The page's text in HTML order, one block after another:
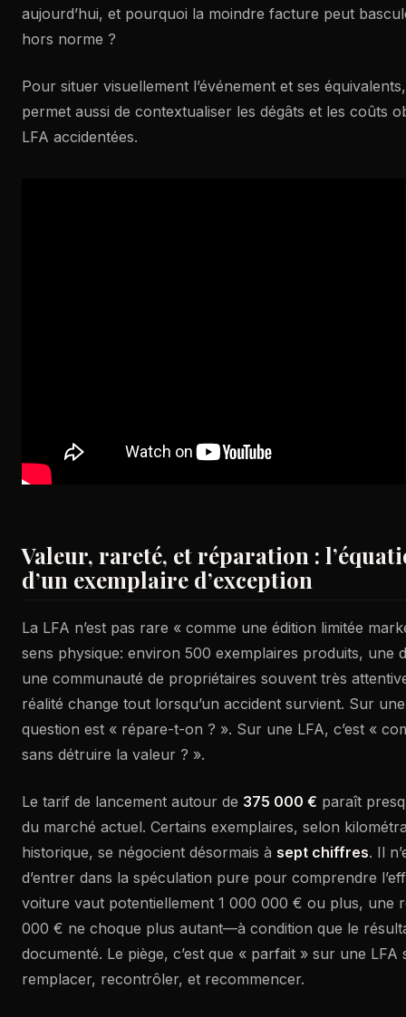
aujourd’hui, et pourquoi la moindre facture peut
hors norme ?
Pour situer visuellement l’événement et ses
permet aussi de contextualiser les dégâts et les coûts
LFA accidentées.
Valeur, rareté, et réparation :
d’un exemplaire d’exception
La LFA n’est pas rare « comme une édition limitée
sens physique: environ 500 exemplaires produits, une
une communauté de propriétaires souvent très
réalité change tout lorsqu’un accident survient. Sur
question est « répare-t-on ? ». Sur une LFA, c’est «
sans détruire la valeur ? ».
Le tarif de lancement autour de 375 000 € paraît
du marché actuel. Certains exemplaires, selon
historique, se négocient désormais à sept chiffres. Il
d’entrer dans la spéculation pure pour comprendre
voiture vaut potentiellement 1 000 000 € ou plus, une
000 € ne choque plus autant—à condition que le
documenté. Le piège, c’est que « parfait » sur une
remplacer, recontrôler, et recommencer.